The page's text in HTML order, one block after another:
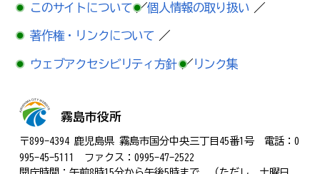
このサイトについて ／個人情報の取り扱い ／
著作権・リンクについて ／
ウェブアクセシビリティ方針 ／リンク集
霧島市役所
〒899-4394 鹿児島県 霧島市国分中央三丁目45番1号 電話：0
995-45-5111 ファクス：0995-47-2522